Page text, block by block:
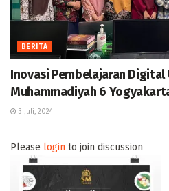
BERITA
Inovasi Pembelajaran Digital
Muhammadiyah 6
3 Juli, 2024
Please login to join discussion